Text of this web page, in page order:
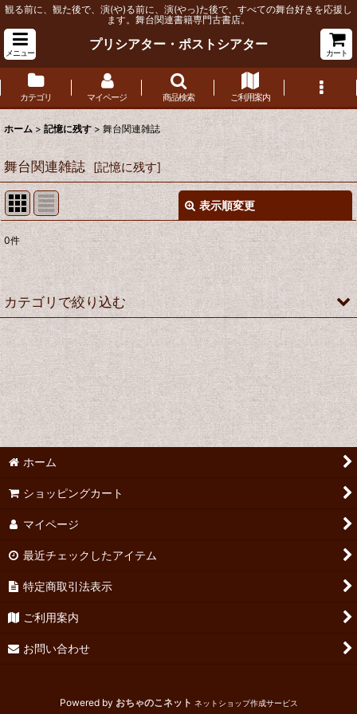
観る前に、観た後で、演(や)る前に、演(やっ)た後で、すべての舞台好きを応援し
ます。舞台関連書籍専門古書店。
メニュー
プリシアター・ポストシアター
カート
カテゴリ マイページ 商品検索 ご利用案内
ホーム > 記憶に残す > 舞台関連雑誌
舞台関連雑誌 [記憶に残す]
表示順変更
サブカテゴリ
表示数
並び順:
絞り込む
0件
カテゴリで絞り込む
舞台関連雑誌 (全商品)
悲劇喜劇
テアトロ（準備中）
新劇（準備中）
その他の雑誌
ホーム
ショッピングカート
マイページ
最近チェックしたアイテム
特定商取引法表示
ご利用案内
お問い合わせ
Powered by おちゃのこネット ネットショップ作成サービス